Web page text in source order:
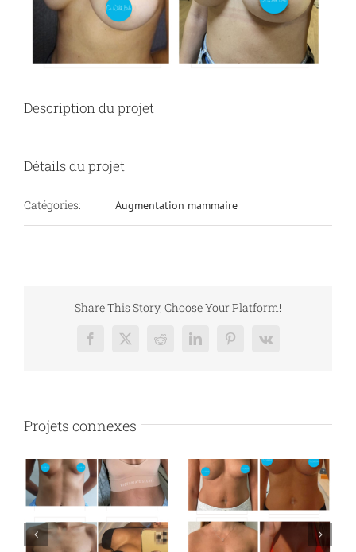
Description du projet
Détails du projet
Catégories: Augmentation mammaire
Share This Story, Choose Your Platform!
Facebook
X RedditLinkedInPinterest
Vk
Projets connexes